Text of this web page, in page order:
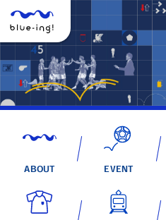
ABOUT EVENT